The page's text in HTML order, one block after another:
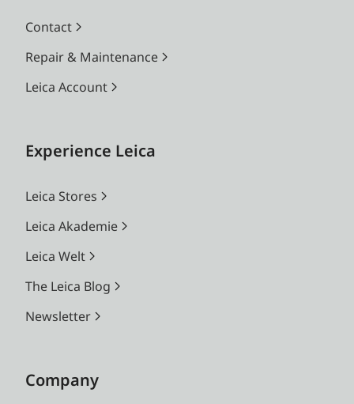
Contact
Repair & Maintenance
Leica Account
Experience Leica
Leica Stores
Leica Akademie
Leica Welt
The Leica Blog
Newsletter
Company